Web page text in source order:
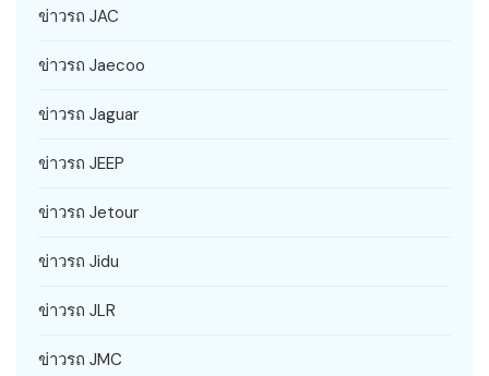
ข่าวรถ JAC
ข่าวรถ Jaecoo
ข่าวรถ Jaguar
ข่าวรถ JEEP
ข่าวรถ Jetour
ข่าวรถ Jidu
ข่าวรถ JLR
ข่าวรถ JMC